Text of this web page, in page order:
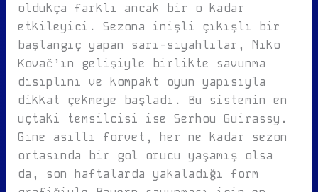
oldukça farklı ancak bir o kadar
etkileyici. Sezona inişli çıkışlı bir
başlangıç yapan sarı-siyahlılar, Niko
Kovač’ın gelişiyle birlikte savunma
disiplini ve kompakt oyun yapısıyla
dikkat çekmeye başladı. Bu sistemin en
uçtaki temsilcisi ise Serhou Guirassy.
Gine asıllı forvet, her ne kadar sezon
ortasında bir gol orucu yaşamış olsa
da, son haftalarda yakaladığı form